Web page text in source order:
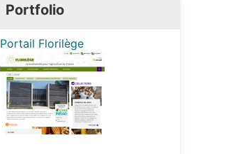
Portfolio
Portail Florilège